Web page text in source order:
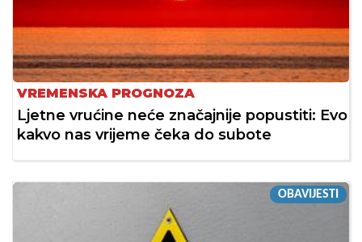
VREMENSKA PROGNOZA
Ljetne vrućine neće značajnije popustiti: Evo
kakvo nas vrijeme čeka do subote
OBAVIJESTI